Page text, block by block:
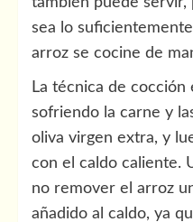
sea lo
arroz se cocine de
La técnica de cocción
sofriendo la carne y
oliva virgen extra, y
con el caldo caliente.
no remover el arroz
añadido al caldo, ya